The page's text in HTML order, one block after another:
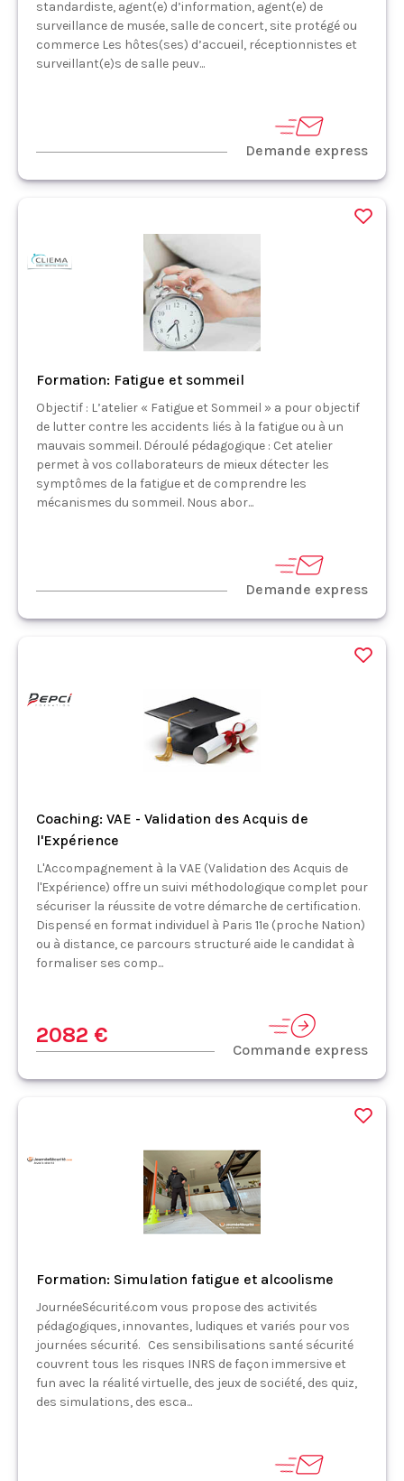
standardiste, agent(e) d’information, agent(e) de
surveillance de musée, salle de concert, site protégé ou
commerce Les hôtes(ses) d’accueil, réceptionnistes et
surveillant(e)s de salle peuv...
Demande express
Formation: Fatigue et sommeil
Objectif : L’atelier « Fatigue et Sommeil » a pour objectif
de lutter contre les accidents liés à la fatigue ou à un
mauvais sommeil. Déroulé pédagogique : Cet atelier
permet à vos collaborateurs de mieux détecter les
symptômes de la fatigue et de comprendre les
mécanismes du sommeil. Nous abor...
Demande express
Coaching: VAE - Validation des Acquis de
l'Expérience
L'Accompagnement à la VAE (Validation des Acquis de
l'Expérience) offre un suivi méthodologique complet pour
sécuriser la réussite de votre démarche de certification.
Dispensé en format individuel à Paris 11e (proche Nation)
ou à distance, ce parcours structuré aide le candidat à
formaliser ses comp...
2082 €
Commande express
Formation: Simulation fatigue et alcoolisme
JournéeSécurité.com vous propose des activités
pédagogiques, innovantes, ludiques et variés pour vos
journées sécurité. Ces sensibilisations santé sécurité
couvrent tous les risques INRS de façon immersive et
fun avec la réalité virtuelle, des jeux de société, des quiz,
des simulations, des esca...